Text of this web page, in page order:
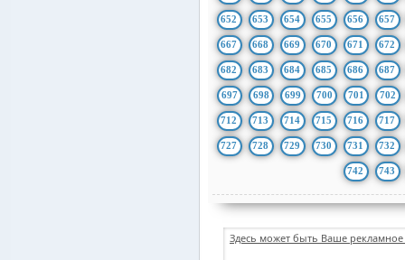
652 653 654 655 656 657
667 668 669 670 671 672
682 683 684 685 686 687
697 698 699 700 701 702
712 713 714 715 716 717
727 728 729 730 731 732
742 743
Здесь может быть Ваше